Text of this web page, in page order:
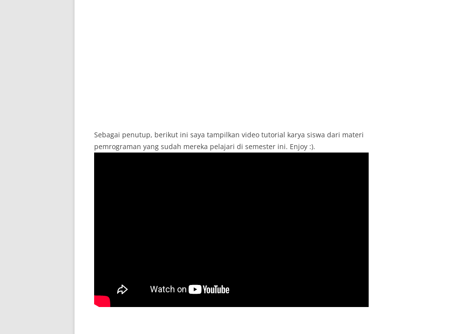
Sebagai penutup, berikut ini saya tampilkan video tutorial karya siswa dari materi
pemrograman yang sudah mereka pelajari di semester ini. Enjoy :).